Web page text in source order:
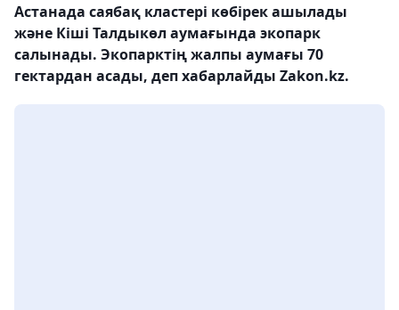
Астанада саябақ кластері көбірек ашылады
және Кіші Талдыкөл аумағында экопарк
салынады. Экопарктің жалпы аумағы 70
гектардан асады, деп хабарлайды Zakon.kz.